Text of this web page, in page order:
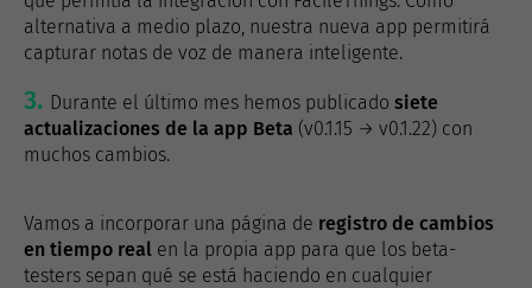
alternativa a medio plazo, nuestra nueva app permitirá
capturar notas de voz de manera inteligente.
Durante el último mes hemos publicado siete
actualizaciones de la app Beta (v0.1.15 → v0.1.22) con
muchos cambios.
Vamos a incorporar una página de registro de cambios
en tiempo real en la propia app para que los beta-
testers sepan qué se está haciendo en cualquier